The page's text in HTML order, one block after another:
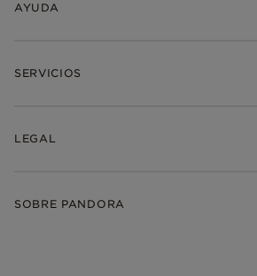
AYUDA
SERVICIOS
LEGAL
SOBRE PANDORA